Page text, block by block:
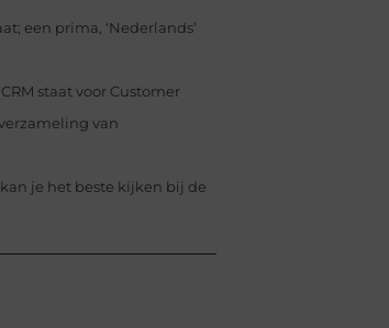
een prima, ‘Nederlands’
CRM staat voor Customer
van
je het beste kijken bij de